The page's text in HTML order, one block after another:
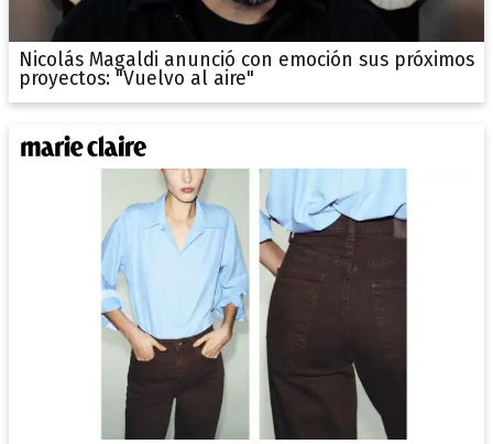
Nicolás Magaldi anunció con emoción sus próximos
proyectos: "Vuelvo al aire"